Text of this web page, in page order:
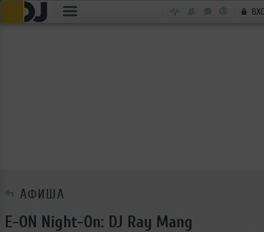
АФИША
E-ON Night-On: DJ Ray Mang